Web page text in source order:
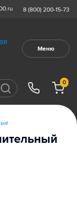
8 (800) 200-15-73
Меню
0